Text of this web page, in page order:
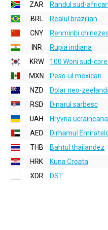
ZAR
Randul sud-african
BRL
Realul brazilian
CNY
Renminbi
INR
Rupia indiana
KRW
100 Woni sud-
MXN
Peso-ul mexican
NZD
Dolar neo-
RSD
Dinarul sarbesc
UAH
Hryvna ucraineana
AED
Dirhamul
THB
Bahtul thailandez
HRK
Kuna Croata
XDR
DST